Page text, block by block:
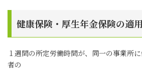
健康保険・厚生年金保険の適
１週間の所定労働時間が、同一の事業所
者の